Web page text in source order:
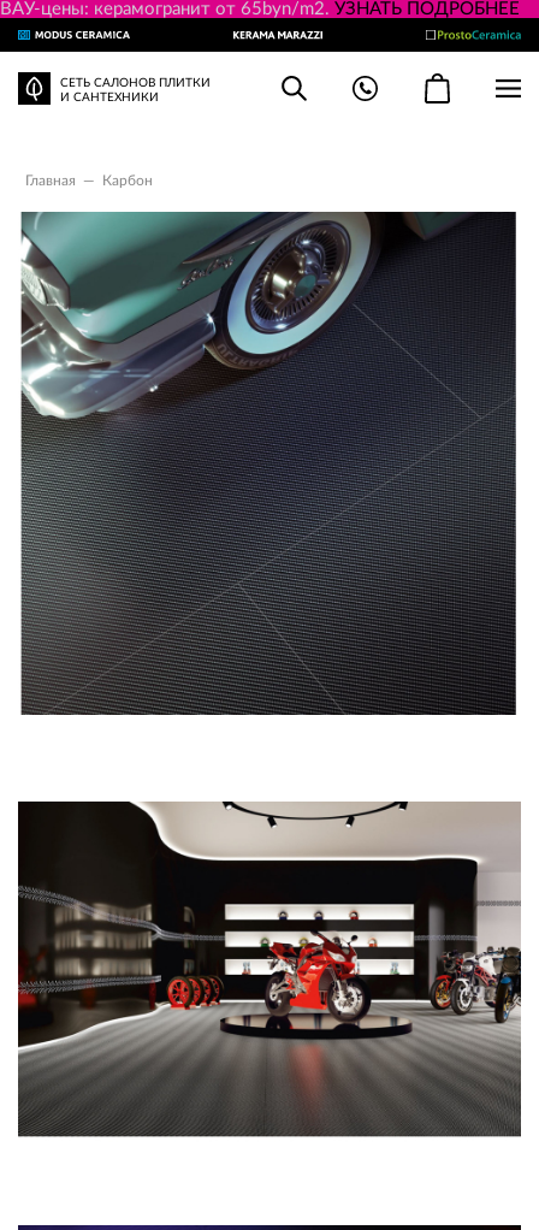
ВАУ-цены: керамогранит от 65byn/m2. УЗНАТЬ ПОДРОБНЕЕ
СЕТЬ САЛОНОВ ПЛИТКИ
И САНТЕХНИКИ
Главная — Карбон